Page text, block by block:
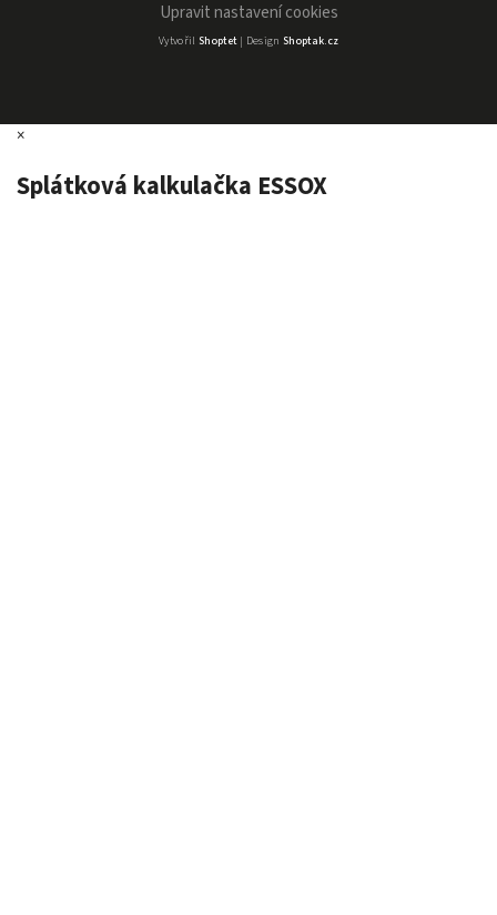
Upravit nastavení cookies
Vytvořil Shoptet| Design Shoptak.cz
×
Splátková kalkulačka ESSOX